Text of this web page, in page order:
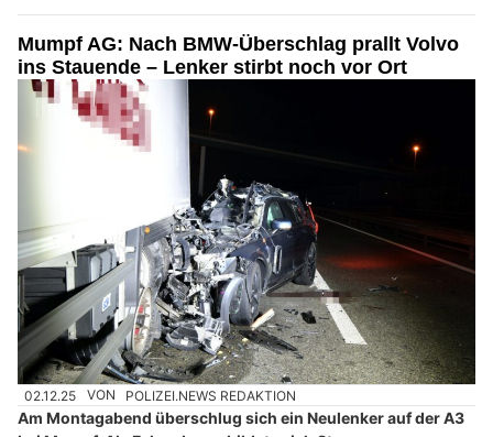
Mumpf AG: Nach BMW-Überschlag prallt Volvo
ins Stauende – Lenker stirbt noch vor Ort
02.12.25 VON POLIZEI.NEWS REDAKTION
Am Montagabend überschlug sich ein Neulenker auf der A3